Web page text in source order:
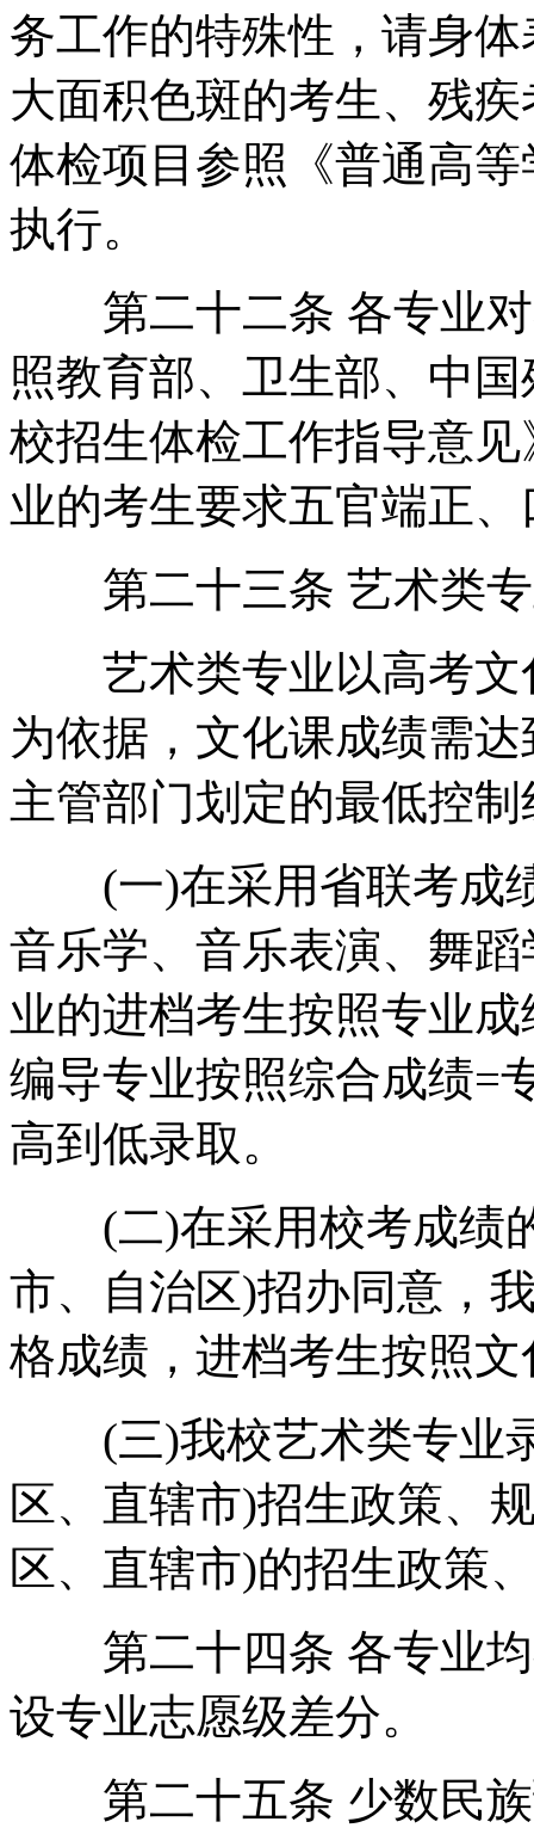
务工作的特殊性，请身
大面积色斑的考生、残
体检项目参照《普通高
执行。
第二十二条 各专业对
照教育部、卫生部、中
校招生体检工作指导意
业的考生要求五官端正
第二十三条 艺术类专
艺术类专业以高考文
为依据，文化课成绩需
主管部门划定的最低控制
(一)在采用省联考成
音乐学、音乐表演、舞
业的进档考生按照专业
编导专业按照综合成绩=
高到低录取。
(二)在采用校考成绩
市、自治区)招办同意，
格成绩，进档考生按照
(三)我校艺术类专业
区、直辖市)招生政策、
区、直辖市)的招生政策
第二十四条 各专业均
设专业志愿级差分。
第二十五条 少数民族